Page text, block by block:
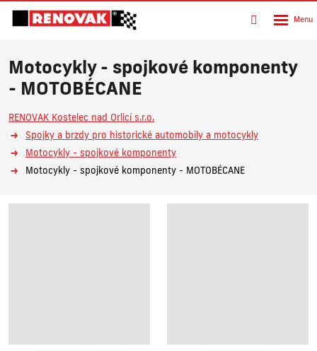
Vyhledávání
Motocykly - spojkové komponenty
- MOTOBÉCANE
RENOVAK Kostelec nad Orlicí s.r.o.
Spojky a brzdy pro historické automobily a motocykly
Motocykly - spojkové komponenty
Motocykly - spojkové komponenty - MOTOBÉCANE